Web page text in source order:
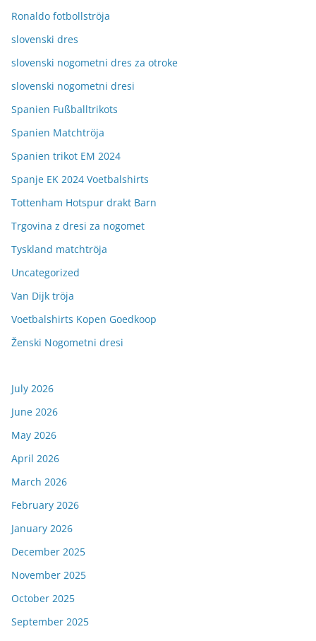
Ronaldo fotbollströja
slovenski dres
slovenski nogometni dres za otroke
slovenski nogometni dresi
Spanien Fußballtrikots
Spanien Matchtröja
Spanien trikot EM 2024
Spanje EK 2024 Voetbalshirts
Tottenham Hotspur drakt Barn
Trgovina z dresi za nogomet
Tyskland matchtröja
Uncategorized
Van Dijk tröja
Voetbalshirts Kopen Goedkoop
Ženski Nogometni dresi
July 2026
June 2026
May 2026
April 2026
March 2026
February 2026
January 2026
December 2025
November 2025
October 2025
September 2025